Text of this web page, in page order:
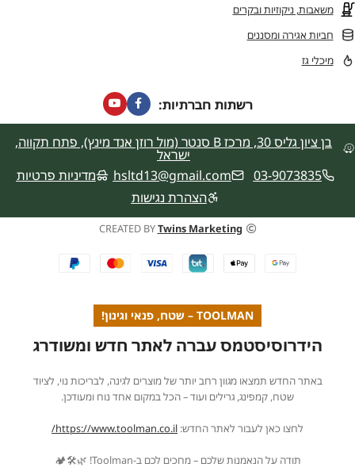
משאבות, ניקוזיות ובקרים
חביות אגירה ומסננים
מיכלי גז
רשתות חברתיות:
בן ציון גליס 30, מרכז B סנטר (מול רוזן אנד מינץ), פתח תקווה,
ישראל
03-9073835
hsltd13@gmail.com
מדיניות פרטיות
הצהרת נגישות
CREATED BYTwins Marketing
TOOLMAN – שטח, פנאי וגינון!
הידרוסיסטמס עברה לאתר חדש ומשודרג
באתר החדש תמצאו מגוון רחב יותר של מוצרים לגינה, לבריכות נוי, לציוד
שטח, קמפינג, גרילים ועוד – הכל במקום אחד נוח ומעודכן.
לחצו כאן לעבור לאתר החדש: https://www.toolman.co.il/
תודה על הנאמנות שלכם – מחכים לכם ב-Toolman! 🌿🛠️🏕️